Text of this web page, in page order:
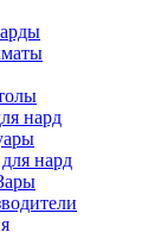
нард
нард